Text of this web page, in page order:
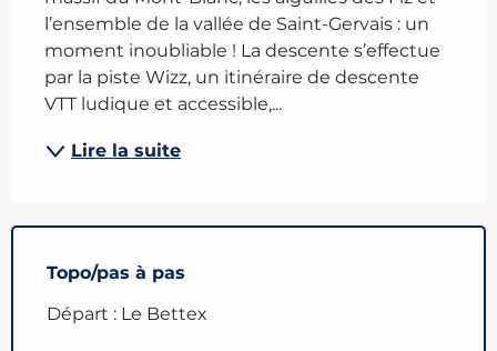
l’ensemble de la vallée de Saint-Gervais : un
moment inoubliable ! La descente s’effectue
par la piste Wizz, un itinéraire de descente
VTT ludique et accessible,...
Lire la suite
Topo/pas à pas
Départ : Le Bettex